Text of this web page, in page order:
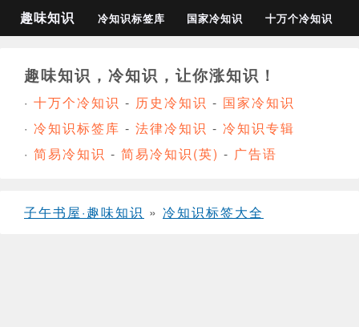
趣味知识 冷知识标签库 国家冷知识 十万个冷知识
趣味知识，冷知识，让你涨知识！
· 十万个冷知识 - 历史冷知识 - 国家冷知识
· 冷知识标签库 - 法律冷知识 - 冷知识专辑
· 简易冷知识 - 简易冷知识(英) - 广告语
子午书屋·趣味知识 » 冷知识标签大全